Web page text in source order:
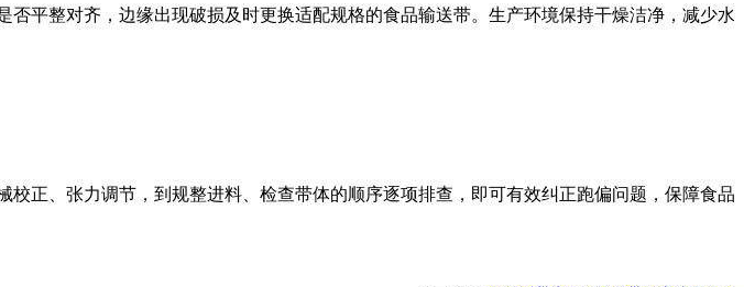
平整对齐，边缘出现破损及时更换适配规格的食品输送带。生产环境保持干燥洁净，减少水
正、张力调节，到规整进料、检查带体的顺序逐项排查，即可有效纠正跑偏问题，保障食品